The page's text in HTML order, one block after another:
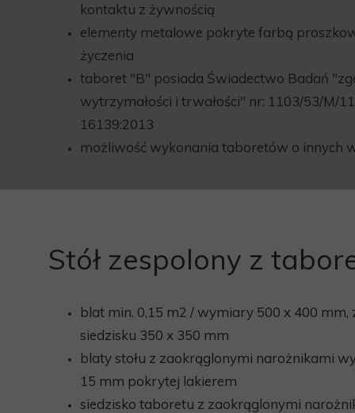
blat min. 0,15 m2 / wymiary 500 x 400 mm,
siedzisku 350 x 350 mm
blaty stołu z zaokrąglonymi narożnikami
15 mm pokrytej lakierem
siedzisko taboretu z zaokrąglonymi
Stół zespolony z
kontaktu z żywnością
elementy metalowe pokryte farbą
życzenia
taboret "B" posiada Świadectwo Badań
wytrzymałości i trwałości" nr: 1103/53/M/
16139:2013
możliwość wykonania taboretów o innych